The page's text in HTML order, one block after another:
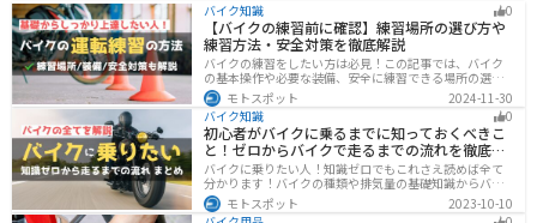
バイク知識 0
【バイクの練習前に確認】練習場所の選び方や
練習方法・安全対策を徹底解説
バイクの練習をしたい方は必見！この記事では、バイク
の基本操作や必要な装備、安全に練習できる場所の選び
方や練習方法を解説しています。実は、バイクの点検や
整備、基本的な練習をバランスよく行うことが大切で
す。この記事を読めば、安全で快適にバイク練習を行う
方法がわかります。
モトスポット
2024-11-30
バイク知識
0
初心者がバイクに乗るまでに知っておくべきこ
と！ゼロからバイクで走るまでの流れを徹底解
説
バイクに乗りたい人！知識ゼロでもこれさえ読めば全て
分かります！バイクの種類や排気量の基礎知識からバイ
クの選び方、免許の取り方、購入、納車、その後のバイ
クライフまで全てサポートします！
モトスポット
2023-10-10